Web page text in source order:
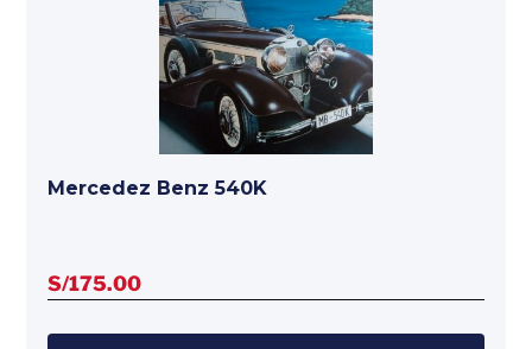
Mercedez Benz 540K
S/175.00